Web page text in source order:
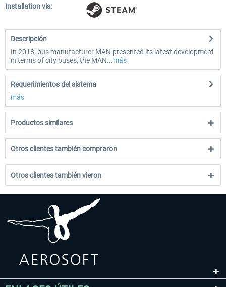
Installation via:
Descripción
In 2018, bus manufacturer MAN presented its latest development
in terms of city buses, the MAN...más
Requerimientos del sistema
más
Productos similares
Otros clientes también compraron
Otros clientes también vieron